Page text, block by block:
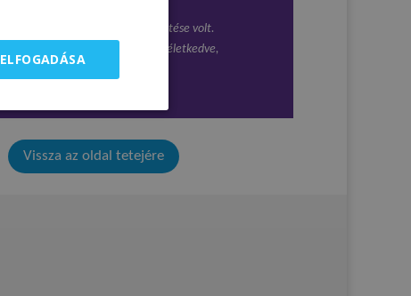
elfogadása életünk legjobb döntése volt.
terhelhetőbb lett, jobb az életkedve,
Vissza az oldal tetejére